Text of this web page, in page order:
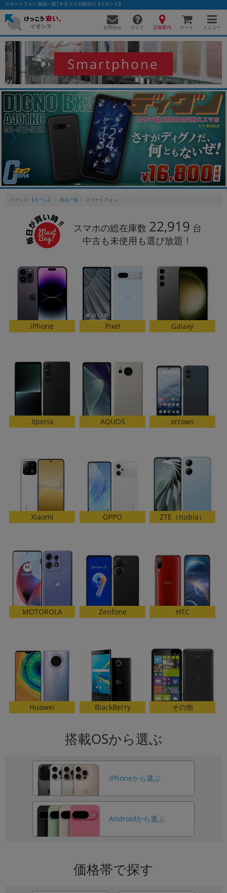
スマートフォン 商品一覧│中古スマホ販売の【イオシス】
お問合せ ガイド 店舗案内 カート メニュー
Smartphone
イオシス 【ホーム】 商品一覧 スマートフォン
スマホの総在庫数 22,919 台
中古も未使用も選び放題！
iPhone Pixel Galaxy
Xperia AQUOS arrows
Xiaomi OPPO ZTE（nubia）
MOTOROLA Zenfone HTC
Huawei BlackBerry その他
搭載OSから選ぶ
iPhoneから選ぶ
Androidから選ぶ
価格帯で探す
かんたんパソコン検索に切り替える
フリーワード
除外ワード
EliteBook MacBook
カテゴリー
商品ジャンルの絞り込み
商品シリーズ名・ブランド名の絞り込み。
「iPhone」「Xperia」「Galaxy」など
「Apple」「SONY」「SHARP」など
機能・特徴
商品の搭載機能による絞り込み
「5G対応」「防水」「ワンセグ」など
ドライブ
ドライブの絞り込み
商品状態の絞り込み
「新品」「未使用」「中古」など
CPU
CPUの絞り込み
OSの絞り込み
価格
月 から
月 まで
各項目のチェックボックスは「or検索」となります。
ただし機能別のみ「and検索」となります。